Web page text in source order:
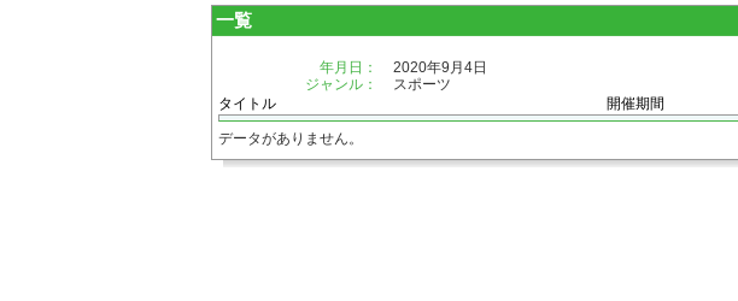
一覧
年月日：
2020年9月4日
ジャンル：
スポーツ
タイトル
開催期間
データがありません。